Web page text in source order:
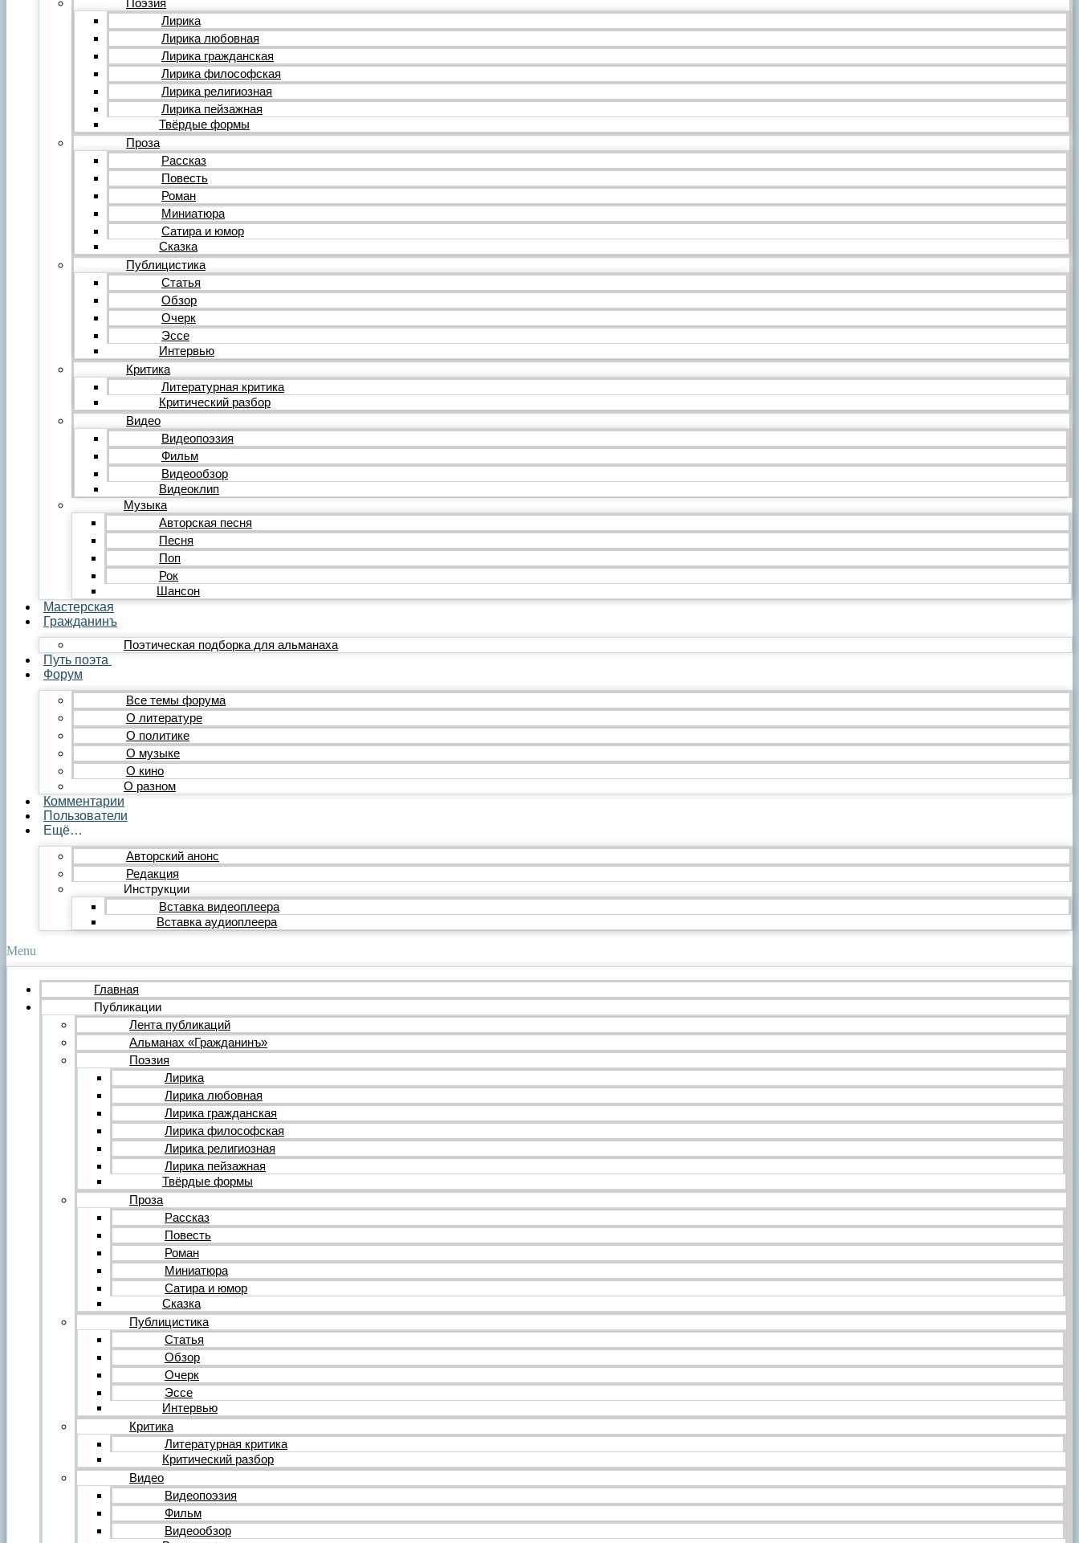
Лирика
Лирика любовная
Лирика гражданская
Лирика философская
Лирика религиозная
Лирика пейзажная
Твёрдые формы
Проза
Рассказ
Повесть
Роман
Миниатюра
Сатира и юмор
Сказка
Публицистика
Статья
Обзор
Очерк
Эссе
Интервью
Критика
Литературная критика
Критический разбор
Видео
Видеопоэзия
Фильм
Видеообзор
Видеоклип
Музыка
Авторская песня
Песня
Поп
Рок
Шансон
Мастерская
Гражданинъ
Поэтическая подборка для альманаха
Путь поэта
Форум
Все темы форума
О литературе
О политике
О музыке
О кино
О разном
Комментарии
Пользователи
Ещё…
Авторский анонс
Редакция
Инструкции
Вставка видеоплеера
Вставка аудиоплеера
Menu
Главная
Публикации
Лента публикаций
Альманах «Гражданинъ»
Поэзия
Лирика
Лирика любовная
Лирика гражданская
Лирика философская
Лирика религиозная
Лирика пейзажная
Твёрдые формы
Проза
Рассказ
Повесть
Роман
Миниатюра
Сатира и юмор
Сказка
Публицистика
Статья
Обзор
Очерк
Эссе
Интервью
Критика
Литературная критика
Критический разбор
Видео
Видеопоэзия
Фильм
Видеообзор
Фильм
Видеообзор
Видеоклип
Музыка
Авторская песня
Песня
Поп
Рок
Шансон
Мастерская
Гражданинъ
Поэтическая подборка для альманаха
Все темы форума
О литературе
О политике
О музыке
О кино
О разном
Комментарии
Пользователи
Авторский анонс
Редакция
Инструкции
Вставка видеоплеера
Вставка аудиоплеера
Публикации
Лента публикаций
Альманах «Гражданинъ»
Поэзия
Лирика
Лирика любовная
Лирика гражданская
Лирика философская
Лирика религиозная
Лирика пейзажная
Твёрдые формы
Проза
Рассказ
Повесть
Миниатюра
Сатира и юмор
Сказка
Публицистика
Статья
Обзор
Очерк
Эссе
Интервью
Критика
Критический разбор
Видео
Видеопоэзия
Фильм
Видеообзор
Видеоклип
Музыка
Песня
Поп
Рок
Шансон
Мастерская
Гражданинъ
Поэтическая подборка для альманаха
Путь поэта
Все темы форума
О литературе
О политике
О музыке
О кино
О разном
Комментарии
Пользователи
Авторский анонс
Редакция
Инструкции
Вставка видеоплеера
Вставка аудиоплеера
Войдите на сайт или зарегистрируйтесь